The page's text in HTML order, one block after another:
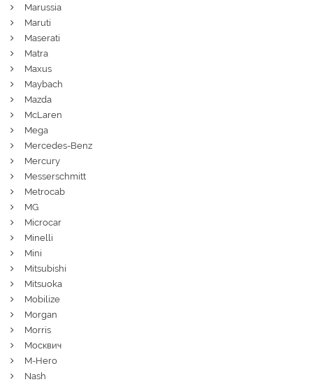
Marussia
Maruti
Maserati
Matra
Maxus
Maybach
Mazda
McLaren
Mega
Mercedes-Benz
Mercury
Messerschmitt
Metrocab
MG
Microcar
Minelli
Mini
Mitsubishi
Mitsuoka
Mobilize
Morgan
Morris
Москвич
M-Hero
Nash